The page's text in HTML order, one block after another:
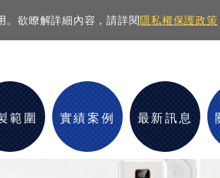
。欲瞭解詳細內容，請詳閱隱私權保護政策
範圍 實績案例 最新訊息